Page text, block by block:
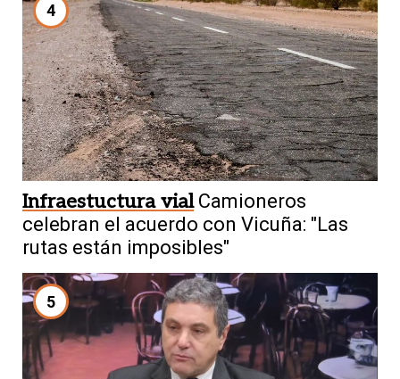
4
Infraestuctura vial Camioneros
celebran el acuerdo con Vicuña: "Las
rutas están imposibles"
5